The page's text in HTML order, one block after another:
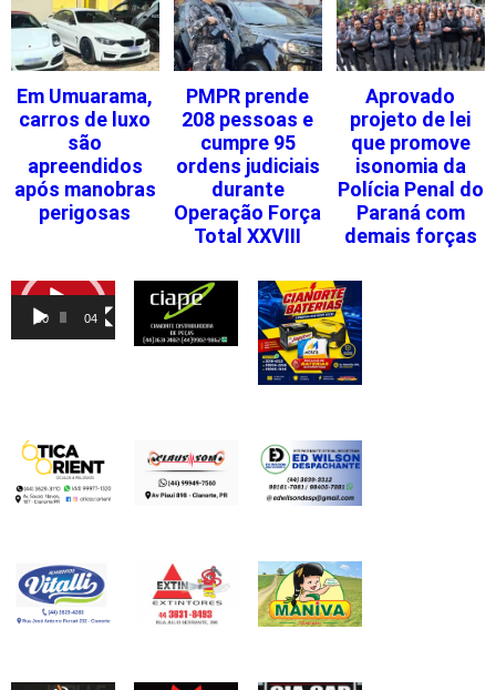
Em Umuarama,
carros de luxo
são
apreendidos
após manobras
perigosas
PMPR prende
208 pessoas e
cumpre 95
ordens judiciais
durante
Operação Força
Total XXVIII
Aprovado
projeto de lei
que promove
isonomia da
Polícia Penal do
Paraná com
demais forças
Tocador
vídeo
00:00 04:46